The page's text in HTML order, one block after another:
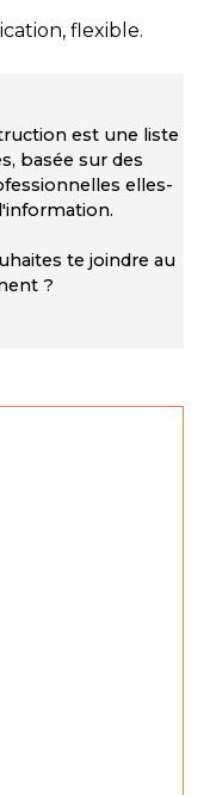
flexible.
est une liste
basée sur des
elles-
te joindre au
?